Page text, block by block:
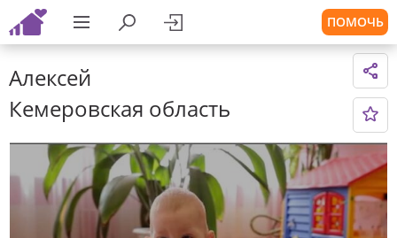
ПОМОЧЬ
Алексей
Кемеровская область